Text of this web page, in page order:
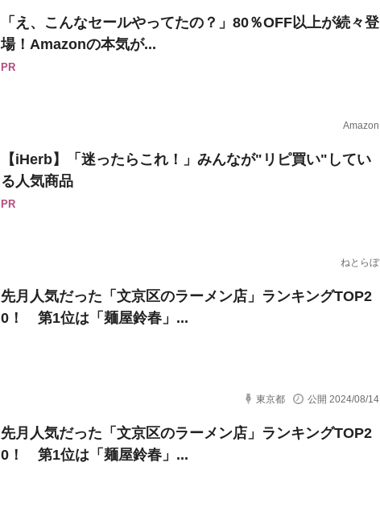
「え、こんなセールやってたの？」80％OFF以上が続々登
場！Amazonの本気が...
PR
Amazon
【iHerb】「迷ったらこれ！」みんなが"リピ買い"してい
る人気商品
PR
ねとらぼ
先月人気だった「文京区のラーメン店」ランキングTOP2
0！ 第1位は「麺屋鈴春」...
東京都 公開 2024/08/14
先月人気だった「文京区のラーメン店」ランキングTOP2
0！ 第1位は「麺屋鈴春」...